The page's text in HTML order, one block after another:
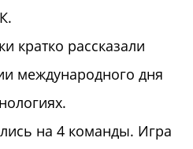
кратко рассказали
международного дня
на 4 команды. Игра